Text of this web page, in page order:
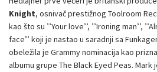
Knight, osnivač prestižnog Toolroom
kao što su ’’Your love’’, ’’Ironing man’’,
face’’ koji je nastao u saradnji sa
obeležila je Grammy nominacija kao
albumu grupe The Black Eyed Peas.